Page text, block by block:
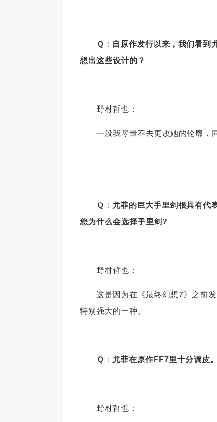
Ｑ：自原作发行以来，我们看到
想出这些设计的？
野村哲也：
一般我尽量不去更改她的轮廓，
Ｑ：尤菲的巨大手里剑很具有代
您为什么会选择手里剑?
野村哲也：
这是因为在《最终幻想7》之前发
特别强大的一种。
Ｑ：尤菲在原作FF7里十分调皮。
野村哲也：